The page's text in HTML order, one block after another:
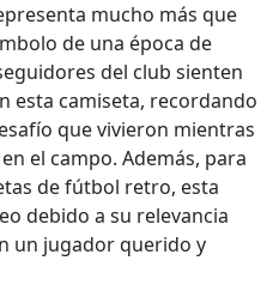
mucho más que
de una época de
del club sienten
esta camiseta, recordando
que vivieron mientras
el campo. Además, para
de fútbol retro, esta
debido a su relevancia
un jugador querido y